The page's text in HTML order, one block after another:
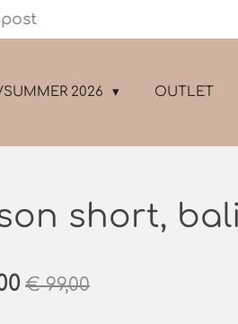
SUMMER 2026 OUTLET
short,
€ 99,00